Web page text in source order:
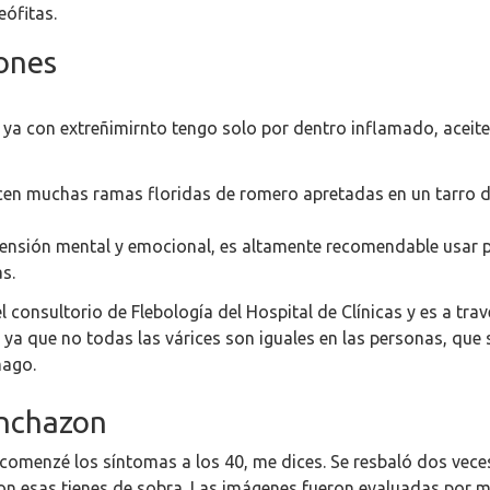
con extreñimirnto tengo solo por dentro inflamado,
muchas ramas floridas de romero apretadas en un tarro
mental y emocional, es altamente recomendable
consultorio de Flebología del Hospital de Clínicas y es a
que no todas las várices son iguales en las personas,
los síntomas a los 40, me dices. Se resbaló dos